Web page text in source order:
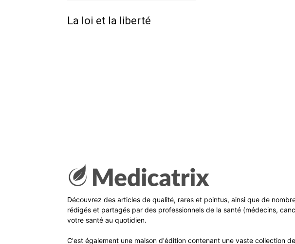
La loi et la liberté
Découvrez des articles de qualité, rares et pointus, ainsi que de
rédigés et partagés par des professionnels de la santé (médecins,
votre santé au quotidien.
C'est également une maison d'édition contenant une vaste collection